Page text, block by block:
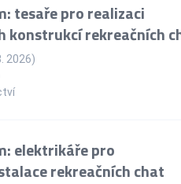
tesaře pro realizaci
konstrukcí rekreačních
2026)
elektrikáře pro
rekreačních chat